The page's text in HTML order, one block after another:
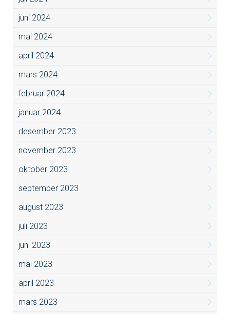
juni 2024
mai 2024
april 2024
mars 2024
februar 2024
januar 2024
desember 2023
november 2023
oktober 2023
september 2023
august 2023
juli 2023
juni 2023
mai 2023
april 2023
mars 2023